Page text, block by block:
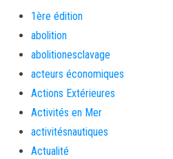
1ère édition
abolition
abolitionesclavage
acteurs économiques
Actions Extérieures
Activités en Mer
activitésnautiques
Actualité